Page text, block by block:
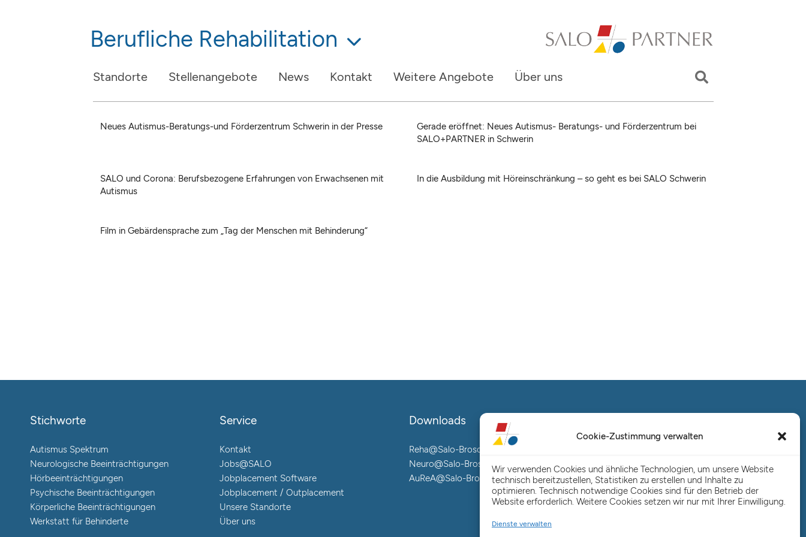
Cookie-Zustimmung verwalten
Wir verwenden Cookies und ähnliche Technologien, um unsere Website
technisch bereitzustellen, Statistiken zu erstellen und Inhalte zu
optimieren. Technisch notwendige Cookies sind für den Betrieb der
Website erforderlich. Weitere Cookies setzen wir nur mit Ihrer Einwilligung.
Dienste verwalten
Berufliche Rehabilitation
Standorte Stellenangebote News Kontakt Weitere Angebote Über uns
Neues Autismus-Beratungs-und Förderzentrum Schwerin in der Presse
Gerade eröffnet: Neues Autismus- Beratungs- und Förderzentrum bei
SALO+PARTNER in Schwerin
SALO und Corona: Berufsbezogene Erfahrungen von Erwachsenen mit
Autismus
In die Ausbildung mit Höreinschränkung – so geht es bei SALO Schwerin
Film in Gebärdensprache zum „Tag der Menschen mit Behinderung“
Stichworte
Autismus Spektrum
Neurologische Beeinträchtigungen
Hörbeeinträchtigungen
Psychische Beeinträchtigungen
Körperliche Beeinträchtigungen
Werkstatt für Behinderte
Service
Kontakt
Jobs@SALO
Jobplacement Software
Jobplacement / Outplacement
Unsere Standorte
Über uns
Downloads
Reha@Salo-Broschüre
Neuro@Salo-Broschüre
AuReA@Salo-Broschüre
Hamburg
20097 Hamburg
Telefon: +49 (0) 40 23916 – 0
E-Mail: info@salo-ag.de